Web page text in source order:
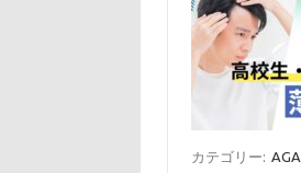
カテゴリー: AGA